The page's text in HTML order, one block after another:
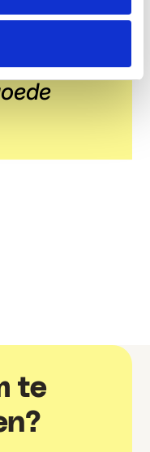
laat het
nooit de
te